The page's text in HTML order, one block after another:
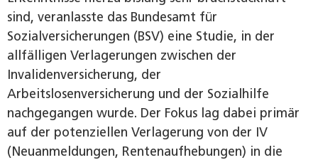
sind, veranlasste das Bundesamt für
Sozialversicherungen (BSV) eine Studie, in der
allfälligen Verlagerungen zwischen der
Invalidenversicherung, der
Arbeitslosenversicherung und der Sozialhilfe
nachgegangen wurde. Der Fokus lag dabei primär
auf der potenziellen Verlagerung von der IV
(Neuanmeldungen, Rentenaufhebungen) in die